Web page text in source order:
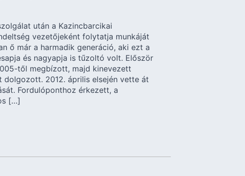
után a Kazincbarcikai
vezetőjeként folytatja munkáját
ő már a harmadik generáció, aki ezt a
és nagyapja is tűzoltó volt. Először
től megbízott, majd kinevezett
dolgozott. 2012. április elsején vette át
Fordulóponthoz érkezett, a
[…]